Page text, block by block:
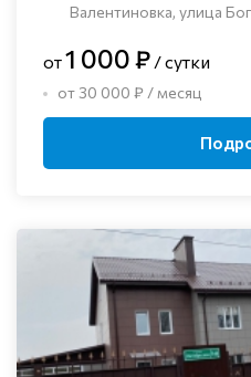
Валентиновка, улица
от1 000 ₽ / сутки
от 30 000 ₽ / месяц